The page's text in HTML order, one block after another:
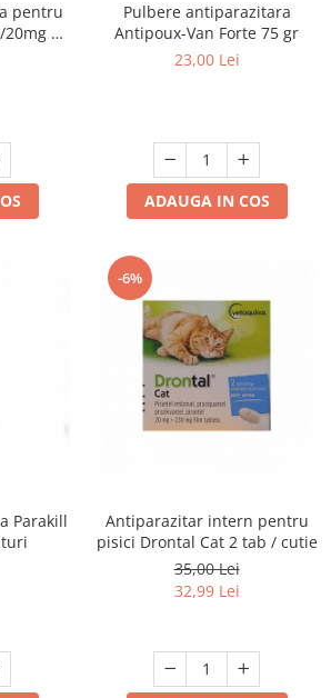
pentru
20mg 8
Pulbere antiparazitara
Antipoux-Van Forte 75 gr
23,00 Lei
ADAUGA IN COS
Parakill
-6%
Antiparazitar intern pentru
pisici Drontal Cat 2 tab / cutie
35,00 Lei
32,99 Lei